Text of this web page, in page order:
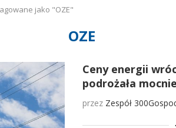
jako "OZE"
OZE
Ceny energii
podrożała
przez Zespół